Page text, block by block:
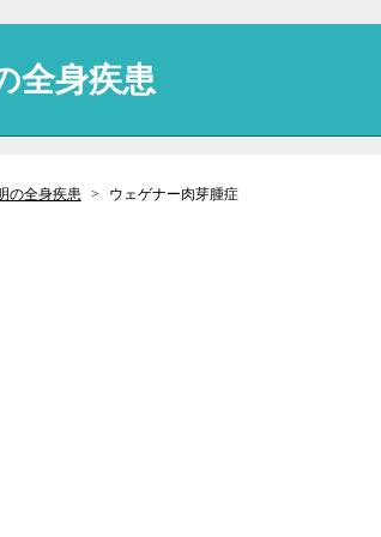
全身疾患
の全身疾患 ウェゲナー肉芽腫症